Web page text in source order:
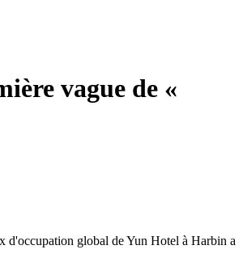
vague de «
d'occupation global de Yun Hotel à Harbin a